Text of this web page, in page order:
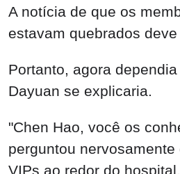
A notícia de que os
estavam quebrados